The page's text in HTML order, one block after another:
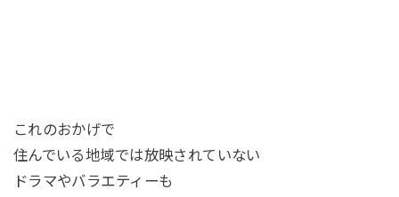
これのおかげで
住んでいる地域では放映されていない
ドラマやバラエティーも